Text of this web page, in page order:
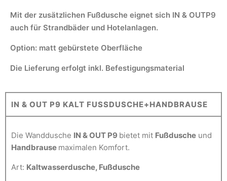
Mit der zusätzlichen Fußdusche eignet sich IN & OUTP9
auch für Strandbäder und Hotelanlagen.
Option: matt gebürstete Oberfläche
Die Lieferung erfolgt inkl. Befestigungsmaterial
IN & OUT P9 KALT FUSSDUSCHE+HANDBRAUSE
Die Wanddusche IN & OUT P9 bietet mit Fußdusche und
Handbrause maximalen Komfort.
Art: Kaltwasserdusche, Fußdusche